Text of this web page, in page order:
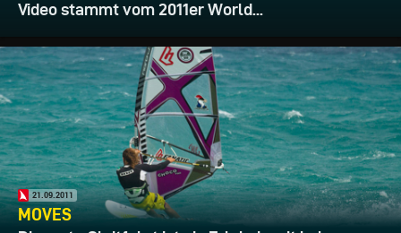
Video stammt vom 2011er World...
21.09.2011
MOVES